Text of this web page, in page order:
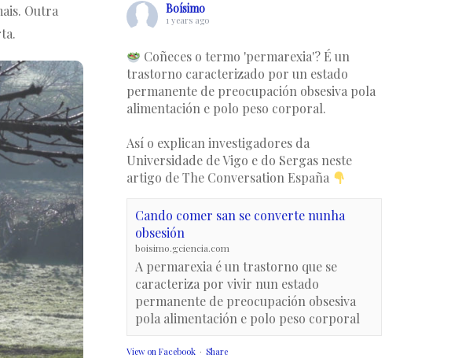
Outra
Boísimo
1 years ago
Coñeces o termo 'permarexia'? É un
trastorno caracterizado por un estado
permanente de preocupación obsesiva pola
alimentación e polo peso corporal.
Así o explican investigadores da
Universidade de Vigo e do Sergas neste
artigo de The Conversation España
Cando comer san se converte nunha
obsesión
boisimo.gciencia.com
A permarexia é un trastorno que se
caracteriza por vivir nun estado
permanente de preocupación obsesiva
pola alimentación e polo peso corporal
View on Facebook · Share